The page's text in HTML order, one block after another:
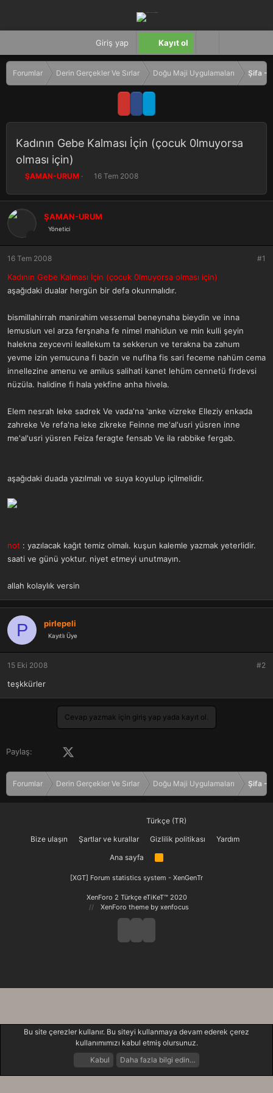
Giriş yap Kayıt ol
Forumlar Derin Gerçekler Ve Sırlar Doğu Maji Uygulamaları Şifa -
Kadının Gebe Kalması İçin (çocuk 0lmuyorsa
olması için)
K
n
b
a
ş
a
a
n
ŞAMAN-URUM
B
ş
a
t
r
h
i
16 Tem 2008
ŞAMAN-URUM
Yönetici
16 Tem 2008 #1
Kadının Gebe Kalması İçin (çocuk 0lmuyorsa olması için)
aşağıdaki dualar hergün bir defa okunmalıdır.
bismillahirrah manirahim vessemal beneynaha bieydin ve inna
lemusiun vel arza ferşnaha fe nimel mahidun ve min kulli şeyin
halekna zeycevni leallekum ta sekkerun ve terakna ba zahum
yevme izin yemucuna fi bazin ve nufiha fis sari feceme nahüm cema
innellezine amenu ve amilus salihati kanet lehüm cennetü firdevsi
nüzüla. halidine fi hala yekfine anha hivela.
Elem nesrah leke sadrek Ve vada'na 'anke vizreke Elleziy enkada
zahreke Ve refa'na leke zikreke Feinne me'al'usri yüsren inne
me'al'usri yüsren Feiza feragte fensab Ve ila rabbike fergab.
aşağıdaki duada yazılmalı ve suya koyulup içilmelidir.
not : yazılacak kağıt temiz olmalı. kuşun kalemle yazmak yeterlidir.
saati ve günü yoktur. niyet etmeyi unutmayın.
allah kolaylık versin
P pirlepeli
Kayıtlı Üye
15 Eki 2008 #2
teşkkürler
Cevap yazmak için giriş yap yada kayıt ol.
Paylaş: Facebook
Forumlar Derin Gerçekler Ve Sırlar Doğu Maji Uygulamaları Şifa -
Türkçe (TR)
Bize ulaşın
Şartlar ve kurallar Gizlilik politikası
Yardım
Ana sayfa
R
[XGT] Forum statistics system - XenGenTr
XenForo 2 Türkçe eTiKeT™ 2020
XenForo theme by xenfocus
Neler Yeni Giriş Yap
Bu site çerezler kullanır. Bu siteyi kullanmaya devam ederek çerez
kullanımımızı kabul etmiş olursunuz.
Kabul
Daha fazla bilgi edin…